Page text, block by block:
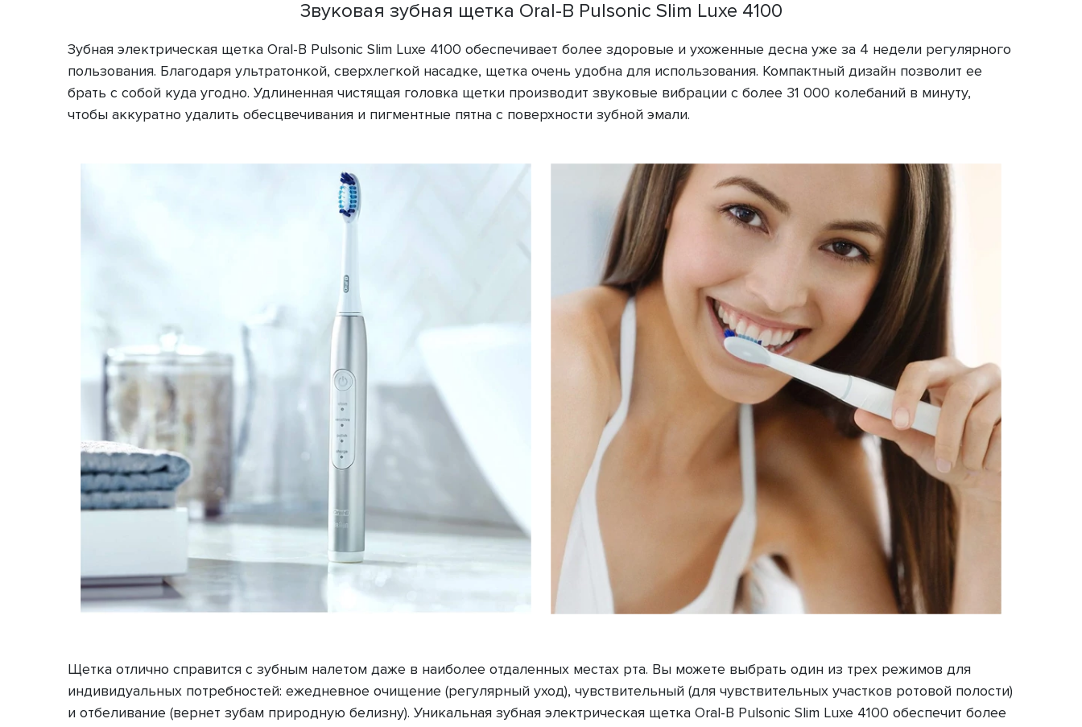
Звуковая зубная щетка Oral-B Pulsonic Slim Luxe 4100
Зубная электрическая щетка Oral-B Pulsonic Slim Luxe 4100 обеспечивает более здоровые и ухоженные десна уже за 4 недели регулярного
пользования. Благодаря ультратонкой, сверхлегкой насадке, щетка очень удобна для использования. Компактный дизайн позволит ее
брать с собой куда угодно. Удлиненная чистящая головка щетки производит звуковые вибрации с более 31 000 колебаний в минуту,
чтобы аккуратно удалить обесцвечивания и пигментные пятна с поверхности зубной эмали.